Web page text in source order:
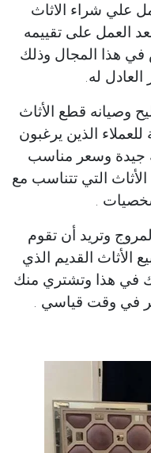
علي شراء الاثاث
العمل على تقييمه
هذا المجال وذلك
له.
وصيانه قطع الأثاث
الذين يرغبون
جيدة وسعر مناسب
التي تتناسب مع
.
وتريد أن تقوم
الأثاث القديم الذي
في هذا وتشتري منك
في وقت قياسي .